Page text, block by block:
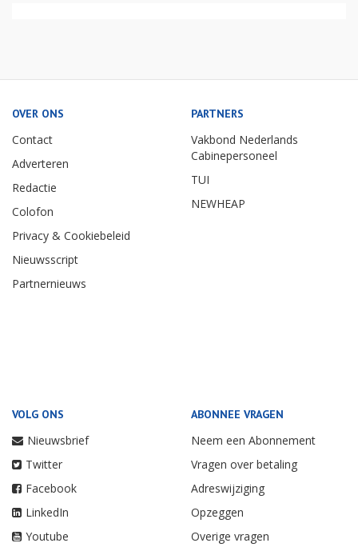
OVER ONS
Contact
Adverteren
Redactie
Colofon
Privacy & Cookiebeleid
Nieuwsscript
Partnernieuws
PARTNERS
Vakbond Nederlands
Cabinepersoneel
TUI
NEWHEAP
VOLG ONS
Nieuwsbrief
Twitter
Facebook
LinkedIn
Youtube
ABONNEE VRAGEN
Neem een Abonnement
Vragen over betaling
Adreswijziging
Opzeggen
Overige vragen